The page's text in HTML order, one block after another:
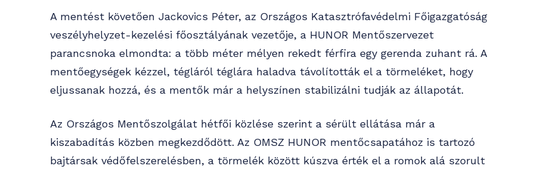
A mentést követően Jackovics Péter, az Országos Katasztrófavédelmi Főigazgatóság
veszélyhelyzet-kezelési főosztályának vezetője, a HUNOR Mentőszervezet
parancsnoka elmondta: a több méter mélyen rekedt férfira egy gerenda zuhant rá. A
mentőegységek kézzel, tégláról téglára haladva távolították el a törmeléket, hogy
eljussanak hozzá, és a mentők már a helyszínen stabilizálni tudják az állapotát.
Az Országos Mentőszolgálat hétfői közlése szerint a sérült ellátása már a
kiszabadítás közben megkezdődött. Az OMSZ HUNOR mentőcsapatához is tartozó
bajtársak védőfelszerelésben, a törmelék között kúszva érték el a romok alá szorult